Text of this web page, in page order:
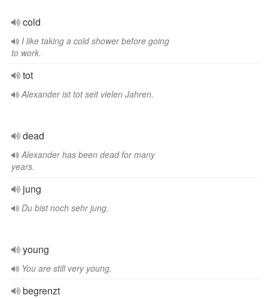
cold
I like taking a cold shower before going
to work.
tot
Alexander ist tot seit vielen Jahren.
dead
Alexander has been dead for many
years.
jung
Du bist noch sehr jung.
young
You are still very young.
begrenzt